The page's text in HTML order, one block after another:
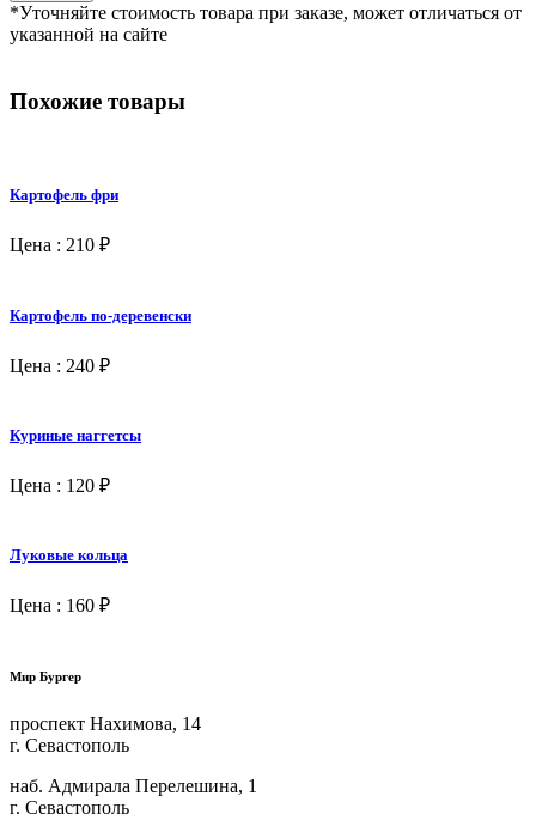
*Уточняйте стоимость товара при заказе, может отличаться от
указанной на сайте
Похожие товары
Картофель фри
Цена : 210 ₽
Картофель по-деревенски
Цена : 240 ₽
Куриные наггетсы
Цена : 120 ₽
Луковые кольца
Цена : 160 ₽
Мир Бургер
проспект Нахимова, 14
г. Севастополь
наб. Адмирала Перелешина, 1
г. Севастополь